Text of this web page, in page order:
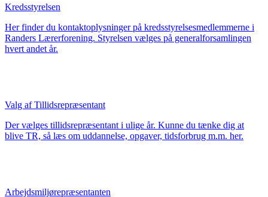
Kredsstyrelsen
Her finder du kontaktoplysninger på kredsstyrelsesmedlemmerne i
Randers Lærerforening. Styrelsen vælges på generalforsamlingen
hvert andet år.
Valg af Tillidsrepræsentant
Der vælges tillidsrepræsentant i ulige år. Kunne du tænke dig at
blive TR, så læs om uddannelse, opgaver, tidsforbrug m.m. her.
Arbejdsmiljørepræsentanten